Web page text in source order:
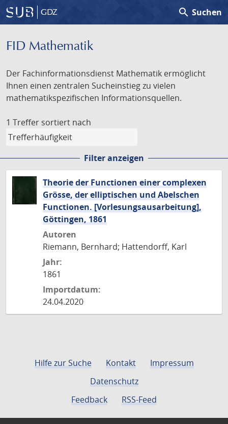
GDZ search Suchen
FID Mathematik
Der Fachinformationsdienst Mathematik ermöglicht
Ihnen einen zentralen Sucheinstieg zu vielen
mathematikspezifischen Informationsquellen.
1 Treffer sortiert nach
Filter anzeigen
Theorie der Functionen einer complexen
Grösse, der elliptischen und Abelschen
Functionen. [Vorlesungsausarbeitung],
Göttingen, 1861
Autoren
Riemann, Bernhard; Hattendorff, Karl
Jahr:
1861
Importdatum:
24.04.2020
Hilfe zur Suche Kontakt
Impressum
Datenschutz
Feedback
RSS-Feed